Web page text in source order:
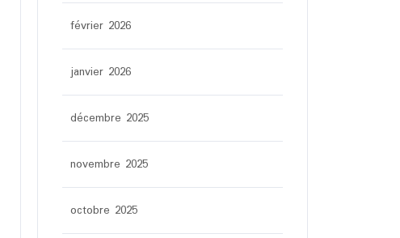
février 2026
janvier 2026
décembre 2025
novembre 2025
octobre 2025